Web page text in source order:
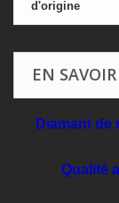
d'origine
EN
Diamant de
Qualité